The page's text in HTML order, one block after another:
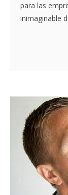
para las
inimaginable